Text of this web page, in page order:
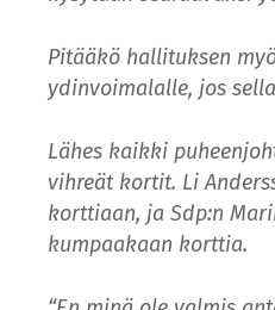
Pitääkö hallituksen
ydinvoimalalle, jos
Lähes kaikki
vihreät kortit. Li
korttiaan, ja Sdp:n
kumpaakaan korttia.